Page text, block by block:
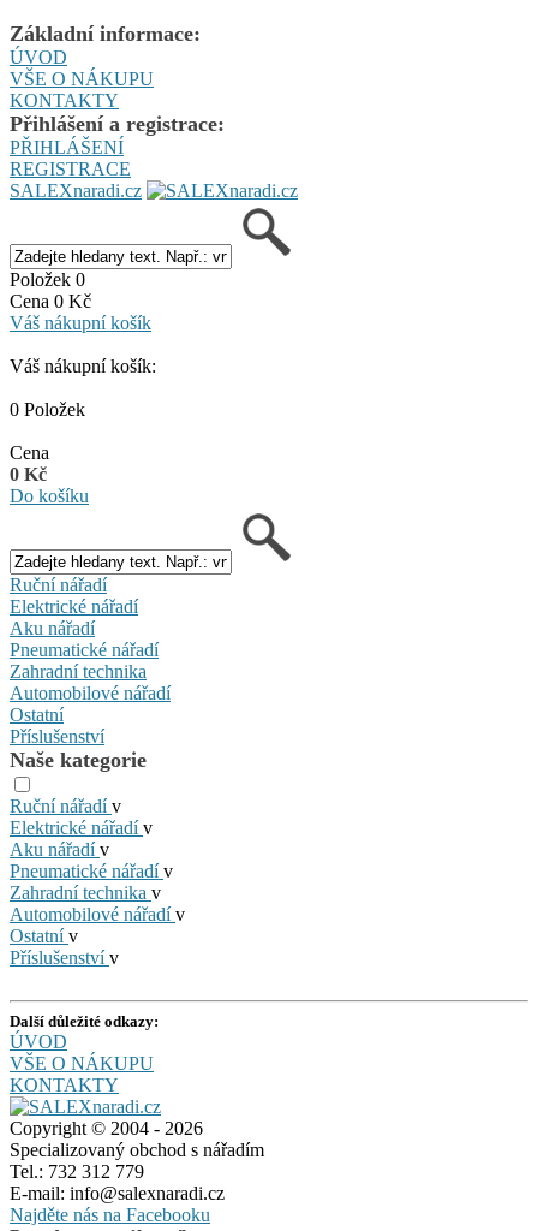
Základní informace:
ÚVOD
VŠE O NÁKUPU
KONTAKTY
Přihlášení a registrace:
PŘIHLÁŠENÍ
REGISTRACE
SALEXnaradi.cz
Položek 0
Cena 0 Kč
Váš nákupní košík
Váš nákupní košík:
0 Položek
Cena
0 Kč
Do košíku
Ruční nářadí
Elektrické nářadí
Aku nářadí
Pneumatické nářadí
Zahradní technika
Automobilové nářadí
Ostatní
Příslušenství
Naše kategorie
Ruční nářadív
Elektrické nářadív
Aku nářadív
Pneumatické nářadív
Zahradní technika v
Automobilové nářadív
Ostatnív
Příslušenstvív
Další důležité odkazy:
ÚVOD
VŠE O NÁKUPU
KONTAKTY
Copyright © 2004 - 2026
Specializovaný obchod s nářadím
Tel.: 732 312 779
E-mail: info@salexnaradi.cz
Najděte nás na Facebooku